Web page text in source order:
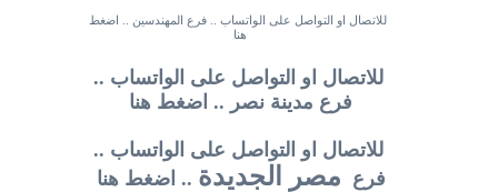
للاتصال او التواصل على الواتساب .. فرع المهندسين .. اضغط
هنا
للاتصال او التواصل على الواتساب ..
فرع مدينة نصر .. اضغط هنا
للاتصال او التواصل على الواتساب ..
فرع مصر الجديدة .. اضغط هنا